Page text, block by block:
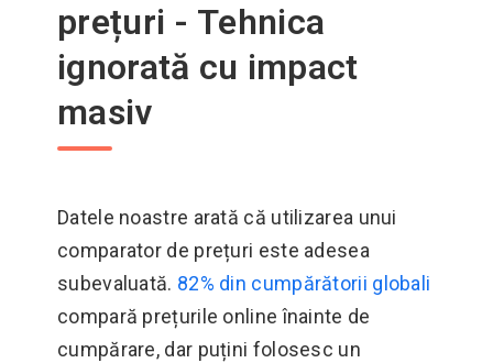
prețuri - Tehnica
ignorată cu impact
masiv
Datele noastre arată că utilizarea unui
comparator de prețuri este adesea
subevaluată. 82% din cumpărătorii globali
compară prețurile online înainte de
cumpărare, dar puțini folosesc un